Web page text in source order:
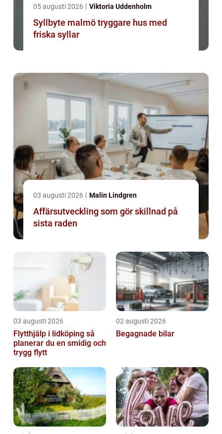
05 augusti 2026 Viktoria Uddenholm
Syllbyte malmö tryggare hus med
friska syllar
03 augusti 2026 Malin Lindgren
Affärsutveckling som gör skillnad på
sista raden
03 augusti 2026
Flytthjälp i lidköping så
planerar du en smidig och
trygg flytt
02 augusti 2026
Begagnade bilar